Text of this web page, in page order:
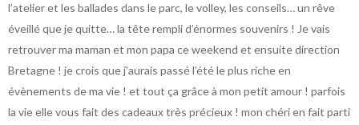
l’atelier et les ballades dans le parc, le volley, les conseils… un rêve
éveillé que je quitte… la tête rempli d’énormes souvenirs ! Je vais
retrouver ma maman et mon papa ce weekend et ensuite direction
Bretagne ! je crois que j’aurais passé l’été le plus riche en
évènements de ma vie ! et tout ça grâce à mon petit amour ! parfois
la vie elle vous fait des cadeaux très précieux ! mon chéri en fait parti